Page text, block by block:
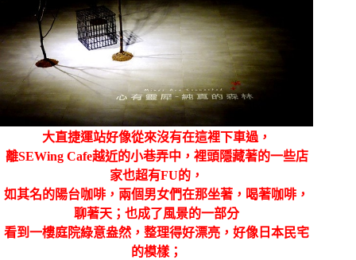
大直捷運站好像從來沒有在這裡下車過，
離SEWing Cafe越近的小巷弄中，裡頭隱藏著的一些店
家也超有FU的，
如其名的陽台咖啡，兩個男女們在那坐著，喝著咖啡，
聊著天；也成了風景的一部分
看到一樓庭院綠意盎然，整理得好漂亮，好像日本民宅
的模樣；